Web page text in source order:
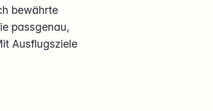
bewährte
passgenau,
Ausflugsziele